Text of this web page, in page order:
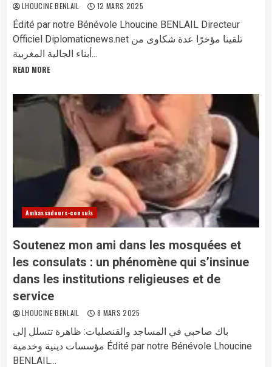
LHOUCINE BENLAIL 12 MARS 2025
Édité par notre Bénévole Lhoucine BENLAIL Directeur
Officiel Diplomaticnews.net تلقينا مؤخرًا عدة شكاوى من
أبناء الجالية المغربية...
READ MORE
Ambassadeurs-consuls
Soutenez mon ami dans les mosquées et
les consulats : un phénomène qui s’insinue
dans les institutions religieuses et de
service
LHOUCINE BENLAIL 8 MARS 2025
باك صاحبي في المساجد والقنصليات: ظاهرة تتسلل إلى
مؤسسات دينية وخدمية Édité par notre Bénévole Lhoucine
BENLAIL...